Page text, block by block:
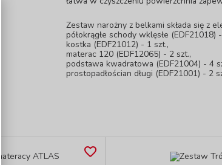
Zestaw narożny z belkami składa się z
półokrągłe schody wklęsłe (EDF21018)
kostka (EDF21012) - 1 szt.,
materac 120 (EDF12065) - 2 szt.,
podstawa kwadratowa (EDF21004) - 4
prostopadłościan długi (EDF21001) - 2